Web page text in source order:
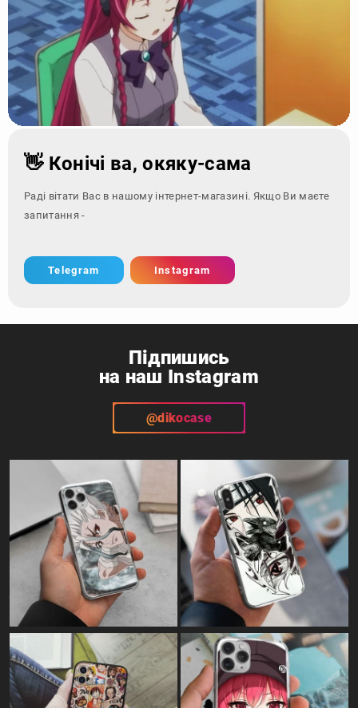
👋 Конічі ва, окяку-сама
Раді вітати Вас в нашому інтернет-магазині. Якщо Ви маєте
запитання - зверніться за
Telegram Instagram
Підпишись
на наш Instagram
@dikocase